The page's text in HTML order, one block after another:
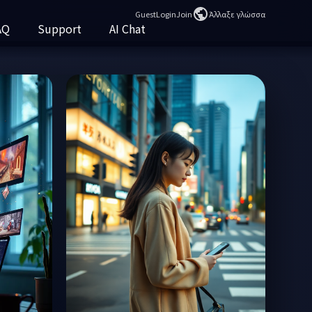
Support AI Chat
GuestLoginJoin Άλλαξε γλώσσα